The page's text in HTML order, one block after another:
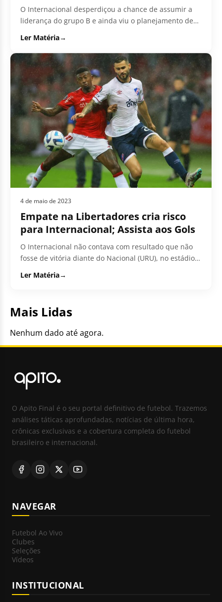
O Internacional desperdiçou a chance de assumir a
liderança do grupo B e ainda viu o planejamento de
Ler Matéria→
4 de maio de 2023
Empate na Libertadores cria risco
para Internacional; Assista aos Gols
O Internacional não contava com resultado que não
fosse de vitória diante do Nacional (URU), no estádio
Ler Matéria→
Mais Lidas
Nenhum dado até agora.
O Apito Final é o seu portal definitivo de futebol. Trazemos
análises táticas aprofundadas, notícias de última hora,
crônicas exclusivas e a cobertura completa do futebol
brasileiro e internacional.
NAVEGAR
Futebol Ao Vivo
Clubes
Seleções
Vídeos
INSTITUCIONAL